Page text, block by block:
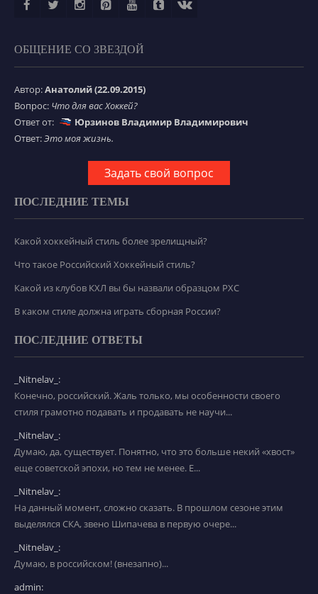
ОБЩЕНИЕ СО ЗВЕЗДОЙ
Автор:Анатолий (22.09.2015)
Вопрос: Что для вас Хоккей?
Ответ от:
Юрзинов Владимир Владимирович
Ответ:Это моя жизнь.
Задать свой вопрос
ПОСЛЕДНИЕ ТЕМЫ
Какой хоккейный стиль более зрелищный?
Что такое Российский Хоккейный стиль?
Какой из клубов КХЛ вы бы назвали образцом РХС
В каком стиле должна играть сборная России?
ПОСЛЕДНИЕ ОТВЕТЫ
_Nitnelav_:
Конечно, российский. Жаль только, мы особенности своего
стиля грамотно подавать и продавать не научи...
_Nitnelav_:
Думаю, да, существует. Понятно, что это больше некий «хвост»
еще советской эпохи, но тем не менее. Е...
_Nitnelav_:
На данный момент, сложно сказать. В прошлом сезоне этим
выделялся СКА, звено Шипачева в первую очере...
_Nitnelav_:
Думаю, в российском! (внезапно)...
admin: